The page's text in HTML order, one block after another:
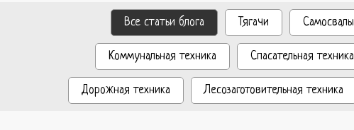
Все статьи блога Тягачи Самосвалы
Коммунальная техника Спасательная техника
Дорожная техника Лесозаготовительная техника